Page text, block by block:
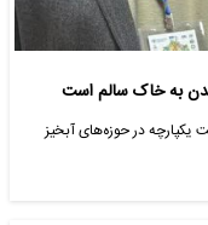
به خاک سالم است
یکپارچه در حوزه‌های آبخیز